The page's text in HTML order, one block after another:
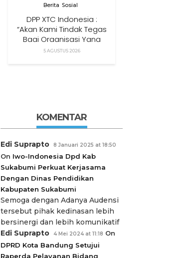
Berita Sosial
DPP XTC Indonesia :
“Akan Kami Tindak Tegas
Bagi Organisasi Yang
Menggunakan Nama,
5 AGUSTUS 2026
KOMENTAR
Edi Suprapto 8 Januari 2025 at 18:50
On Iwo-Indonesia Dpd Kab
Sukabumi Perkuat Kerjasama
Dengan Dinas Pendidikan
Kabupaten Sukabumi
Semoga dengan Adanya Audensi
tersebut pihak kedinasan lebih
bersinergi dan lebih komunikatif
Edi Suprapto
4 Mei 2024 at 11:18 On
DPRD Kota Bandung Setujui
Raperda Pelayanan Bidang